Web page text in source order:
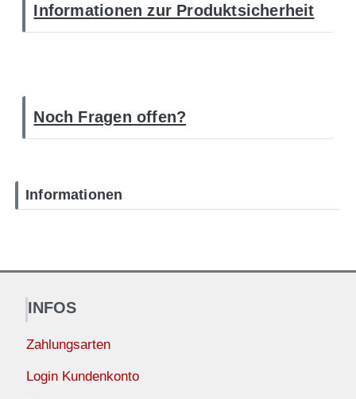
Informationen zur Produktsicherheit
Noch Fragen offen?
Informationen
INFOS
Zahlungsarten
Login Kundenkonto